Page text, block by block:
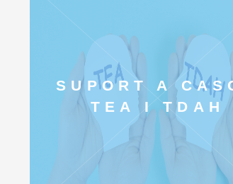
SUPORT A
TEA I TDAH